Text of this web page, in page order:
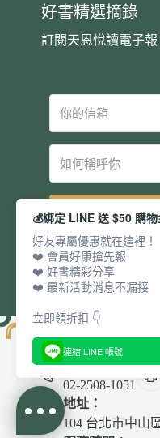
好書精選摘錄
訂閱天恩悅讀電子報
電話：
02-2508-1051
地址：
104 台北市中山
💰綁定 LINE 送 $50 購
好友專屬優惠就在這裡！
❤️ 會員好康搶先報
❤️ 好書精彩分享
❤️ 最新活動消息不漏接
立即領折扣 👇
連結 LINE 帳號